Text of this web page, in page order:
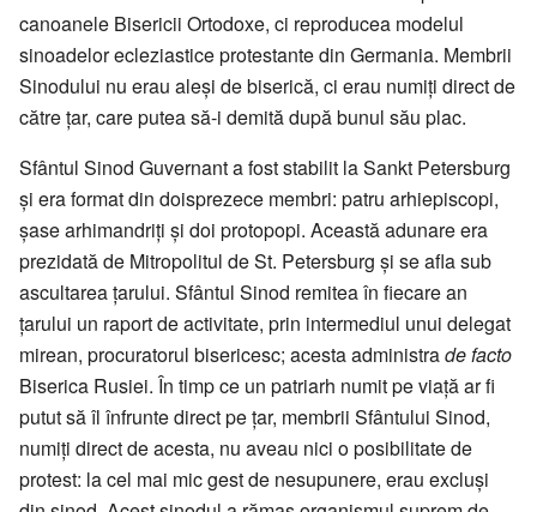
canoanele Bisericii Ortodoxe, ci reproducea modelul
sinoadelor ecleziastice protestante din Germania. Membrii
Sinodului nu erau aleşi de biserică, ci erau numiţi direct de
către ţar, care putea să-i demită după bunul său plac.
Sfântul Sinod Guvernant a fost stabilit la Sankt Petersburg
şi era format din doisprezece membri: patru arhiepiscopi,
şase arhimandriţi şi doi protopopi. Această adunare era
prezidată de Mitropolitul de St. Petersburg şi se afla sub
ascultarea ţarului. Sfântul Sinod remitea în fiecare an
ţarului un raport de activitate, prin intermediul unui delegat
mirean, procuratorul bisericesc; acesta administrade facto
Biserica Rusiei. În timp ce un patriarh numit pe viaţă ar fi
putut să îl înfrunte direct pe ţar, membrii Sfântului Sinod,
numiţi direct de acesta, nu aveau nici o posibilitate de
protest: la cel mai mic gest de nesupunere, erau excluşi